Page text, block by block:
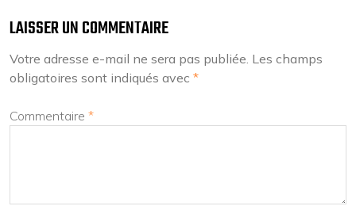
LAISSER UN COMMENTAIRE
Votre adresse e-mail ne sera pas publiée. Les champs
obligatoires sont indiqués avec *
Commentaire *